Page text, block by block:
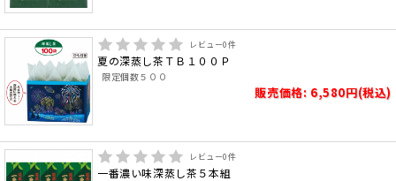
レビュー0件
夏の深蒸し茶ＴＢ１００Ｐ
限定個数５００
販売価格: 6,580円(税込)
レビュー0件
一番濃い味深蒸し茶５本組